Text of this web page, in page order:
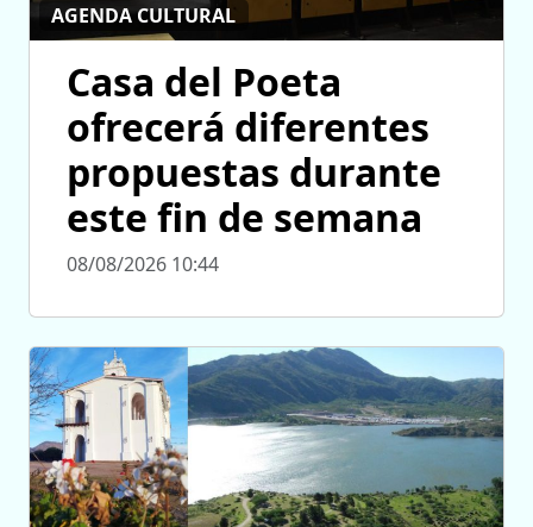
AGENDA CULTURAL
Casa del Poeta
ofrecerá diferentes
propuestas durante
este fin de semana
08/08/2026 10:44